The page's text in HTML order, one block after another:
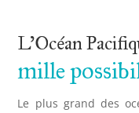
L’Océan
mille
Le plus grand des